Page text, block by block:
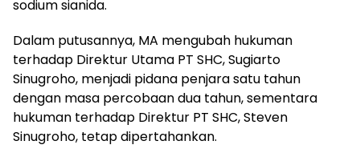
sodium sianida.
Dalam putusannya, MA mengubah hukuman
terhadap Direktur Utama PT SHC, Sugiarto
Sinugroho, menjadi pidana penjara satu tahun
dengan masa percobaan dua tahun, sementara
hukuman terhadap Direktur PT SHC, Steven
Sinugroho, tetap dipertahankan.